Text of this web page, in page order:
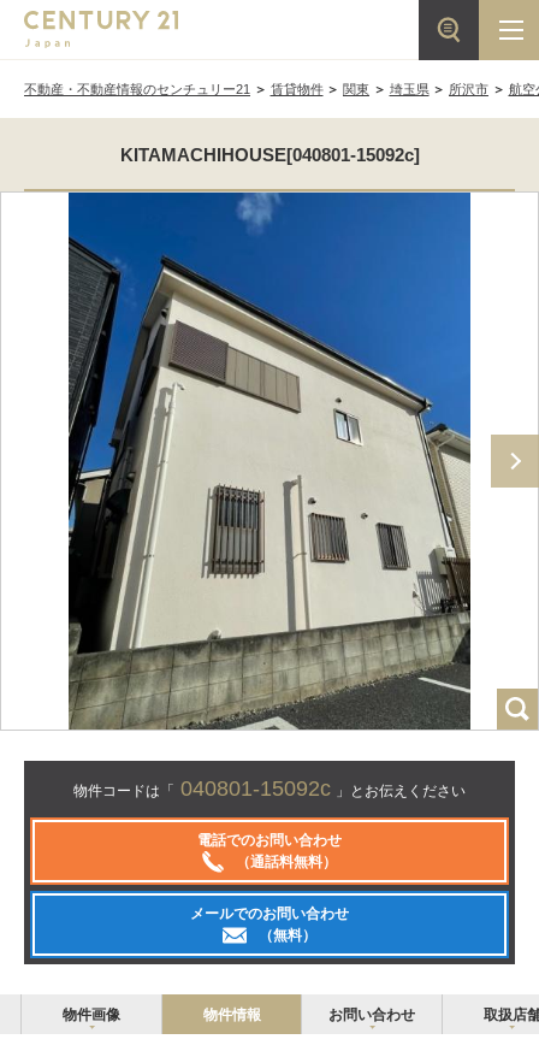
不動産・不動産情報のセンチュリー21 賃貸物件 関東 埼玉県 所沢市 航空
KITAMACHIHOUSE[040801-15092c]
物件コードは「 040801-15092c 」とお伝えください
電話でのお問い合わせ
（通話料無料）
メールでのお問い合わせ
（無料）
物件画像 物件情報 お問い合わせ 取扱店